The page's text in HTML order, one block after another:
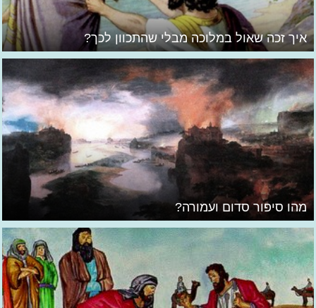
איך זכה שאול במלוכה מבלי שהתכוון לכך?
מהו סיפור סדום ועמורה?